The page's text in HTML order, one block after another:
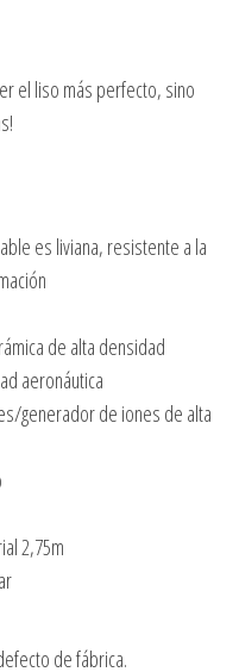
el liso más perfecto, sino
es liviana, resistente a la
de alta densidad
aeronáutica
generador de iones de alta
2,75m
de fábrica.